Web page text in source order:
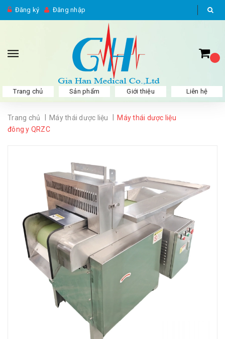
Đăng ký Đăng nhập
Trang chủ Sản phẩm Giới thiệu Liên hệ
Trang chủ Máy thái dược liệu
Máy thái dược liệu
đông y QRZC